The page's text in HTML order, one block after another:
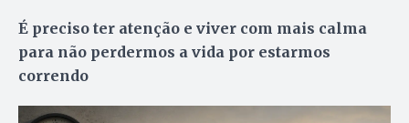
É preciso ter atenção e viver com mais calma
para não perdermos a vida por estarmos
correndo